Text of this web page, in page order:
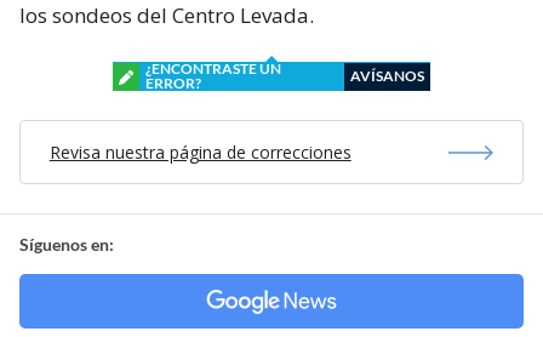
los sondeos del Centro Levada.
¿ENCONTRASTE UN
ERROR?
AVÍSANOS
Revisa nuestra página de correcciones
Síguenos en: